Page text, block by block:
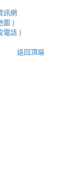
訊網
圖 )
電話 )
返回頂端